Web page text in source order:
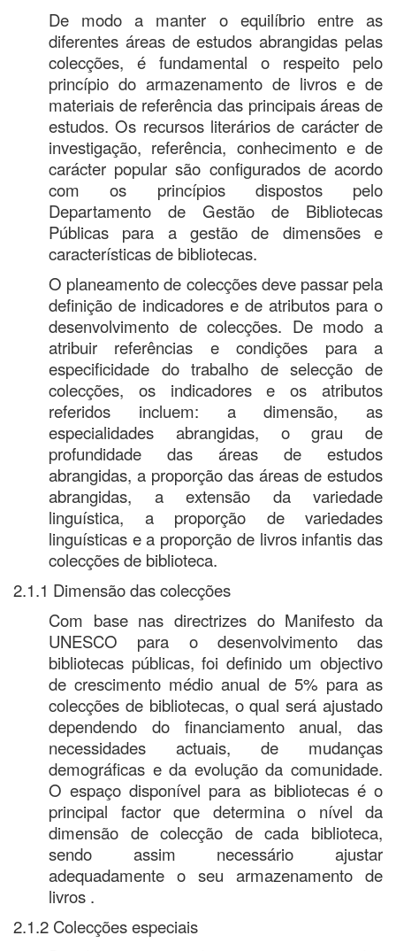
De modo a manter o equilíbrio entre as
diferentes áreas de estudos abrangidas pelas
colecções, é fundamental o respeito pelo
princípio do armazenamento de livros e de
materiais de referência das principais áreas de
estudos. Os recursos literários de carácter de
investigação, referência, conhecimento e de
carácter popular são configurados de acordo
com os princípios dispostos pelo
Departamento de Gestão de Bibliotecas
Públicas para a gestão de dimensões e
características de bibliotecas.
O planeamento de colecções deve passar pela
definição de indicadores e de atributos para o
desenvolvimento de colecções. De modo a
atribuir referências e condições para a
especificidade do trabalho de selecção de
colecções, os indicadores e os atributos
referidos incluem: a dimensão, as
especialidades abrangidas, o grau de
profundidade das áreas de estudos
abrangidas, a proporção das áreas de estudos
abrangidas, a extensão da variedade
linguística, a proporção de variedades
linguísticas e a proporção de livros infantis das
colecções de biblioteca.
2.1.1 Dimensão das colecções
Com base nas directrizes do Manifesto da
UNESCO para o desenvolvimento das
bibliotecas públicas, foi definido um objectivo
de crescimento médio anual de 5% para as
colecções de bibliotecas, o qual será ajustado
dependendo do financiamento anual, das
necessidades actuais, de mudanças
demográficas e da evolução da comunidade.
O espaço disponível para as bibliotecas é o
principal factor que determina o nível da
dimensão de colecção de cada biblioteca,
sendo assim necessário ajustar
adequadamente o seu armazenamento de
livros .
2.1.2 Colecções especiais